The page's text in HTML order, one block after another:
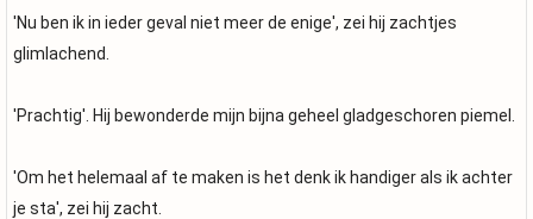
'Nu ben ik in ieder geval niet meer de enige', zei hij zachtjes
glimlachend.
'Prachtig'. Hij bewonderde mijn bijna geheel gladgeschoren piemel.
'Om het helemaal af te maken is het denk ik handiger als ik achter
je sta', zei hij zacht.